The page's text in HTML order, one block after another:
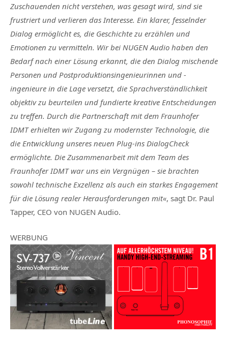
Zuschauenden nicht verstehen, was gesagt wird, sind sie
frustriert und verlieren das Interesse. Ein klarer, fesselnder
Dialog ermöglicht es, die Geschichte zu erzählen und
Emotionen zu vermitteln. Wir bei NUGEN Audio haben den
Bedarf nach einer Lösung erkannt, die den Dialog mischende
Personen und Postproduktionsingenieurinnen und -
ingenieure in die Lage versetzt, die Sprachverständlichkeit
objektiv zu beurteilen und fundierte kreative Entscheidungen
zu treffen. Durch die Partnerschaft mit dem Fraunhofer
IDMT erhielten wir Zugang zu modernster Technologie, die
die Entwicklung unseres neuen Plug-ins DialogCheck
ermöglichte. Die Zusammenarbeit mit dem Team des
Fraunhofer IDMT war uns ein Vergnügen – sie brachten
sowohl technische Exzellenz als auch ein starkes Engagement
für die Lösung realer Herausforderungen mit«, sagt Dr. Paul
Tapper, CEO von NUGEN Audio.
WERBUNG